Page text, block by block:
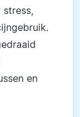
en